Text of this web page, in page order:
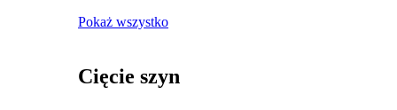
Pokaż wszystko
Cięcie szyn